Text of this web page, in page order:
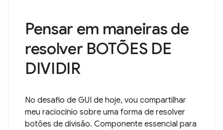
Pensar em maneiras de
resolver BOTÕES DE
DIVIDIR
No desafio de GUI de hoje, vou compartilhar
meu raciocínio sobre uma forma de resolver
botões de divisão. Componente essencial para